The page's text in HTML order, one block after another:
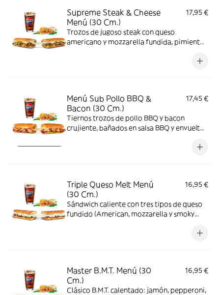
Supreme Steak & Cheese
Menú (30 Cm.)
17,95 €
Trozos de jugoso steak con queso
americano y mozzarella fundida, pimientos
chipotle. Un toque picante y sustancioso.
Menú Sub Pollo BBQ &
Bacon (30 Cm.)
17,45 €
Tiernos trozos de pollo BBQ y bacon
crujiente, bañados en salsa BBQ y envueltos
Triple Queso Melt Menú
(30 Cm.)
16,95 €
Sándwich caliente con tres tipos de queso
fundido (American, mozzarella y smoky
Master B.M.T. Menú (30
Cm.)
16,95 €
Clásico B.M.T. calentado: jamón, pepperoni,